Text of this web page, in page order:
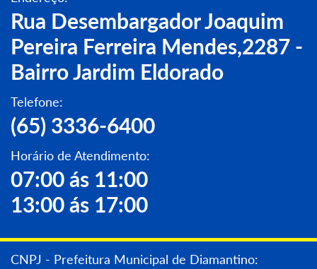
Rua Desembargador Joaquim
Pereira Ferreira Mendes,2287 -
Bairro Jardim Eldorado
Telefone:
(65) 3336-6400
Horário de Atendimento:
07:00 ás 11:00
13:00 ás 17:00
CNPJ - Prefeitura Municipal de Diamantino: